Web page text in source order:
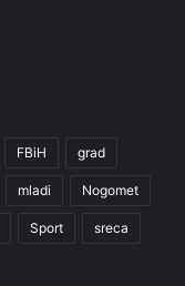
FBiH grad
mladi Nogomet
Sport sreca